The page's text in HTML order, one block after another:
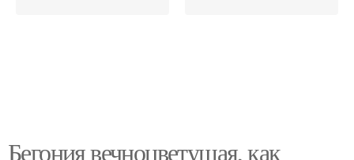
Бегония вечноцветущая, как